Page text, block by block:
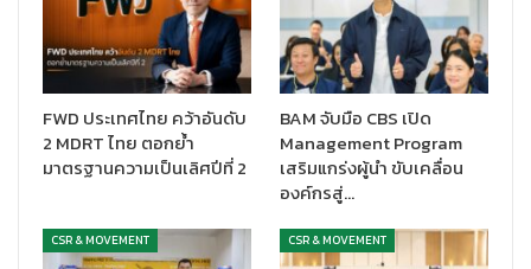
FWD ประเทศไทย คว้าอันดับ
2 MDRT ไทย ตอกย้ำ
มาตรฐานความเป็นเลิศปีที่ 2
BAM จับมือ CBS เปิด
Management Program
เสริมแกร่งผู้นำ ขับเคลื่อน
องค์กรสู่…
CSR & MOVEMENT CSR & MOVEMENT